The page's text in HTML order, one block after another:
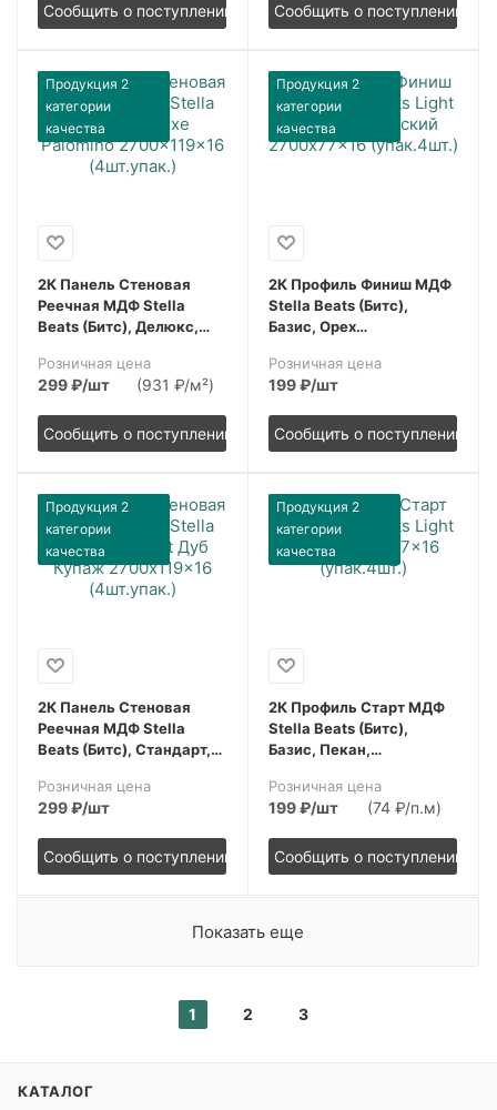
Сообщить о поступлении Сообщить о поступлении
Продукция 2
категории
качества
2К Панель Стеновая
Реечная МДФ Stella
Beats (Битс), Делюкс,
2700x119x16, (4шт.упак.)
Розничная цена
299₽/шт (931 ₽/м²)
Сообщить о поступлении
Продукция 2
категории
качества
2К Профиль Финиш МДФ
Stella Beats (Битс),
Базис, Орех
2700x77x16, (упак.4шт.)
Розничная цена
199₽/шт
Сообщить о поступлении
Продукция 2
категории
качества
2К Панель Стеновая
Реечная МДФ Stella
Beats (Битс), Стандарт,
(4шт.упак.)
Розничная цена
299₽/шт
Сообщить о поступлении
Продукция 2
категории
качества
2К Профиль Старт МДФ
Stella Beats (Битс),
Базис, Пекан,
Розничная цена
199₽/шт (74 ₽/п.м)
Сообщить о поступлении
Показать еще
1 2 3
КАТАЛОГ